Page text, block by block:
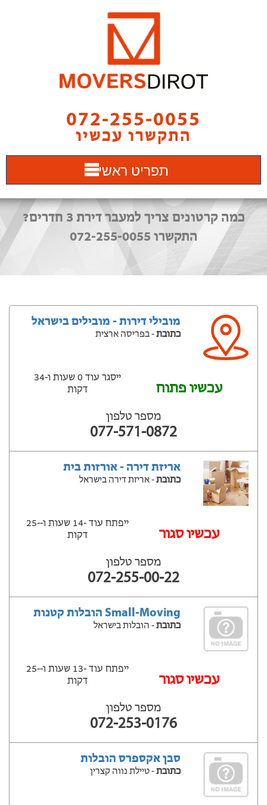
072-255-0055
התקשרו עכשיו
תפריט ראשי
כמה קרטונים צריך למעבר דירת 3 חדרים?
התקשרו 072-255-0055
מובילי דירות - מובילים בישראל
כתובת- בפריסה ארצית
עכשיו פתוח
ייסגר עוד 0 שעות ‫ו-34
דקות
מספר טלפון
077-571-0872
אריזת דירה - אורזות בית
כתובת- אריזת דירה בישראל
‫עכשיו סגור
ייפתח עוד -14 שעות ‫ו--25
דקות
מספר טלפון
072-255-00-22
Small-Moving הובלות קטנות
כתובת- הובלות בישראל
‫עכשיו סגור
ייפתח עוד -13 שעות ‫ו--25
דקות
מספר טלפון
072-253-0176
סבן אקספרס הובלות
כתובת- טיילת נווה קצרין